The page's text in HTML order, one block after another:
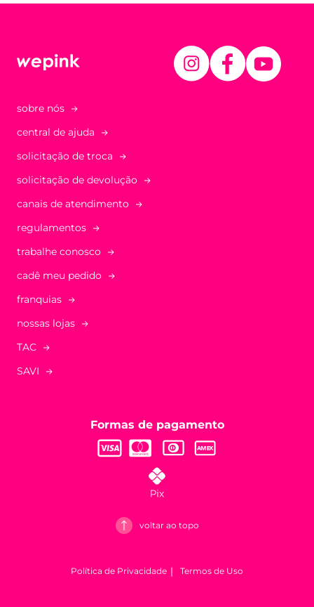
sobre nós
central de ajuda
solicitação de troca
solicitação de devolução
canais de atendimento
regulamentos
trabalhe conosco
cadê meu pedido
franquias
nossas lojas
TAC
SAVI
Formas de pagamento
voltar ao topo
Política de Privacidade Termos de Uso